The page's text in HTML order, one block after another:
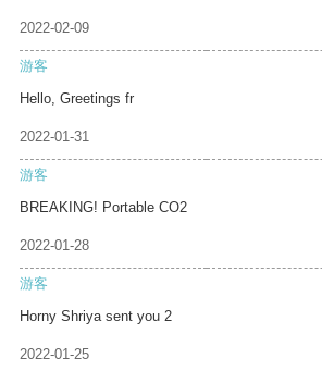
2022-02-09
游客
Hello, Greetings fr
2022-01-31
游客
BREAKING! Portable CO2
2022-01-28
游客
Horny Shriya sent you 2
2022-01-25